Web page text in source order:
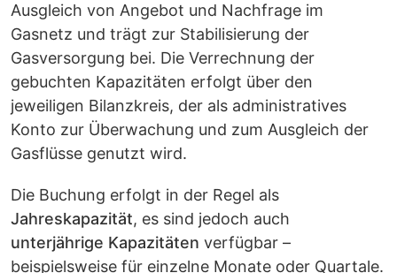
Ausgleich von Angebot und Nachfrage im
Gasnetz und trägt zur Stabilisierung der
Gasversorgung bei. Die Verrechnung der
gebuchten Kapazitäten erfolgt über den
jeweiligen Bilanzkreis, der als administratives
Konto zur Überwachung und zum Ausgleich der
Gasflüsse genutzt wird.
Die Buchung erfolgt in der Regel als
Jahreskapazität, es sind jedoch auch
unterjährige Kapazitäten verfügbar –
beispielsweise für einzelne Monate oder Quartale.